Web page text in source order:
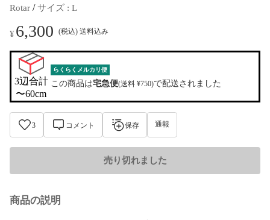
Rotar / サイズ : L
¥6,300 (税込) 送料込み
3辺合計
〜60cm
らくらくメルカリ便
この商品は宅急便(送料 ¥750)で配送されました
3 コメント 保存 通報
売り切れました
商品の説明